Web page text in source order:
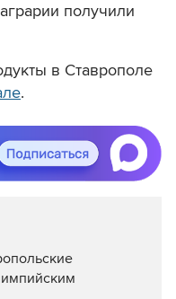
получили
в Ставрополе
.